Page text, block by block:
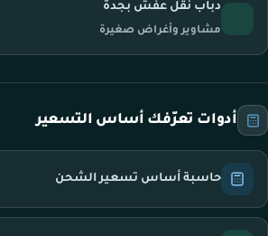
دباب نقل عفش بجدة
مشاوير وأغراض صغيرة
أدوات تعرّفك أساس التسعير
حاسبة أساس تسعير الشحن